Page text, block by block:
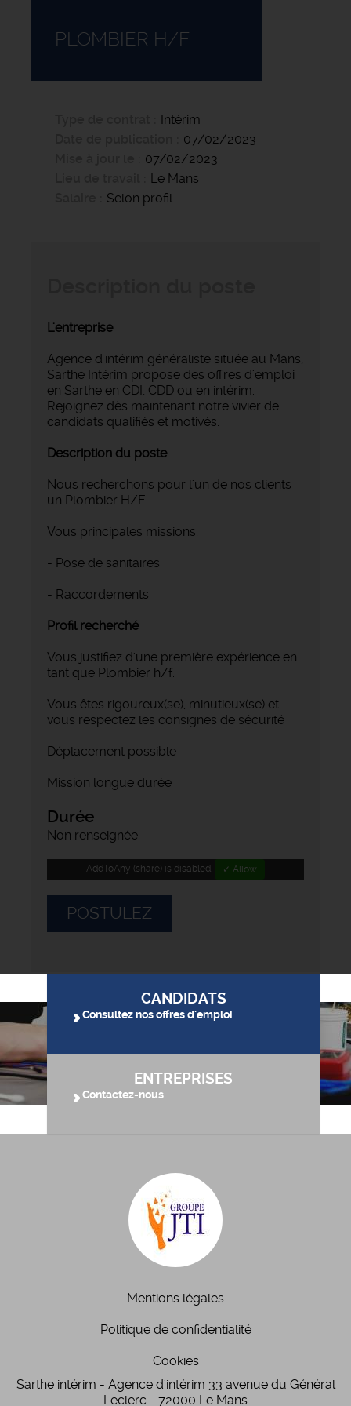
PLOMBIER H/F
Intérim
07/02/2023
07/02/2023
Le Mans
Selon profil
L'entreprise
Agence d'intérim généraliste située au Mans,
Sarthe Intérim propose des offres d'emploi
en Sarthe en CDI, CDD ou en intérim.
Rejoignez dès maintenant notre vivier de
candidats qualifiés et motivés.
Description du poste
Nous recherchons pour l'un de nos clients
un Plombier H/F
Vous principales missions:
- Pose de sanitaires
- Raccordements
Profil recherché
Vous justifiez d'une première expérience en
tant que Plombier h/f.
Vous êtes rigoureux(se), minutieux(se) et
vous respectez les consignes de sécurité
Déplacement possible
Mission longue durée
Durée
Non renseignée
AddToAny (share) is disabled. ✓ Allow
POSTULEZ
CANDIDATS
Consultez nos offres d'emploi
ENTREPRISES
Contactez-nous
Mentions légales
Politique de confidentialité
Cookies
Sarthe intérim - Agence d'intérim 33 avenue du Général
Leclerc - 72000 Le Mans